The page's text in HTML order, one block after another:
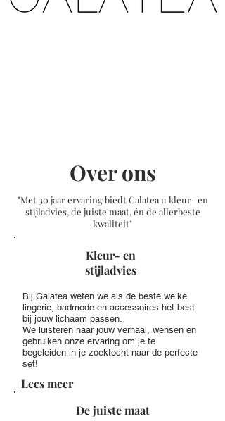
Over ons
"Met 30 jaar ervaring biedt Galatea u kleur- en
stijladvies, de juiste maat, én de allerbeste
kwaliteit"
Kleur- en
stijladvies
Bij Galatea weten we als de beste welke
lingerie, badmode en accessoires het best
bij jouw lichaam passen.
We luisteren naar jouw verhaal, wensen en
gebruiken onze ervaring om je te
begeleiden in je zoektocht naar de perfecte
set!
Lees meer
De juiste maat